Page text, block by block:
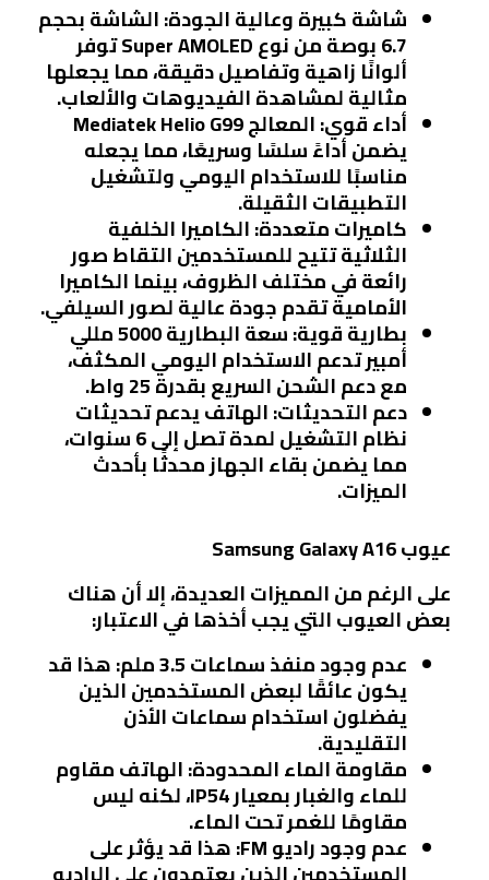
شاشة كبيرة وعالية الجودة: الشاشة بحجم
6.7 بوصة من نوع Super AMOLED توفر
ألوانًا زاهية وتفاصيل دقيقة، مما يجعلها
مثالية لمشاهدة الفيديوهات والألعاب.
أداء قوي : المعالج Mediatek Helio G99
يضمن أداءً سلسًا وسريعًا، مما يجعله
مناسبًا للاستخدام اليومي ولتشغيل
التطبيقات الثقيلة.
كاميرات متعددة: الكاميرا الخلفية
الثلاثية تتيح للمستخدمين التقاط صور
رائعة في مختلف الظروف، بينما الكاميرا
الأمامية تقدم جودة عالية لصور السيلفي.
بطارية قوية : سعة البطارية 5000 مللي
أمبير تدعم الاستخدام اليومي المكثف،
مع دعم الشحن السريع بقدرة 25 واط.
دعم التحديثات: الهاتف يدعم تحديثات
نظام التشغيل لمدة تصل إلى 6 سنوات،
مما يضمن بقاء الجهاز محدثًا بأحدث
الميزات.
عيوب Samsung Galaxy A16
على الرغم من المميزات العديدة، إلا أن هناك
بعض العيوب التي يجب أخذها في الاعتبار:
عدم وجود منفذ سماعات 3.5 ملم
: هذا قد
يكون عائقًا لبعض المستخدمين الذين
يفضلون استخدام سماعات الأذن
التقليدية.
مقاومة الماء المحدودة: الهاتف مقاوم
للماء والغبار بمعيار IP54، لكنه ليس
مقاومًا للغمر تحت الماء.
عدم وجود راديو FM : هذا قد يؤثر على